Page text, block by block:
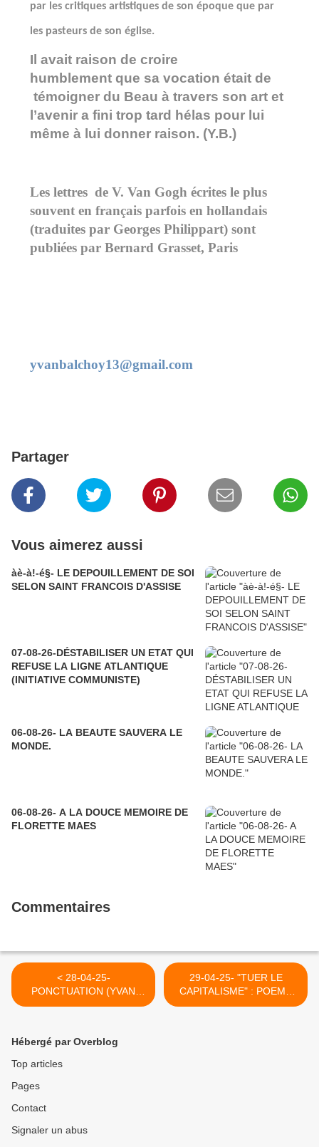
par les critiques artistiques de son époque que par
les pasteurs de son église.
Il avait raison de croire
humblement que sa vocation était de
témoigner du Beau à travers son art et
l’avenir a fini trop tard hélas pour lui
même à lui donner raison. (Y.B.)
Les lettres de V. Van Gogh écrites le plus
souvent en français parfois en hollandais
(traduites par Georges Philippart) sont
publiées par Bernard Grasset, Paris
yvanbalchoy13@gmail.com
Partager
Vous aimerez aussi
àè-à!-é§- LE DEPOUILLEMENT DE SOI
SELON SAINT FRANCOIS D'ASSISE
07-08-26-DÉSTABILISER UN ETAT QUI
REFUSE LA LIGNE ATLANTIQUE
(INITIATIVE COMMUNISTE)
06-08-26- LA BEAUTE SAUVERA LE
MONDE.
06-08-26- A LA DOUCE MEMOIRE DE
FLORETTE MAES
Commentaires
< 28-04-25-
PONCTUATION (YVAN
BALCHOY)
29-04-25- "TUER LE
CAPITALISME" : POEME
DE GUY MOQUET LE
Hébergé par Overblog
Top articles
Pages
Contact
Signaler un abus